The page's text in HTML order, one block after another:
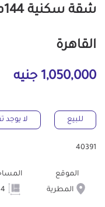
القاهرة
1,050,000 جنيه
للبيع لا
40391
الموقع
المطرية